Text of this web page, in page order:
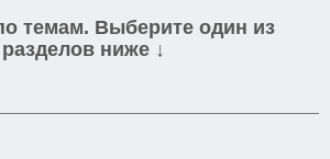
темам. Выберите один из
разделов ниже ↓